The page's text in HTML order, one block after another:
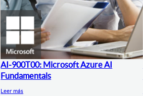
AI-900T00: Microsoft Azure AI
Fundamentals
Leer más